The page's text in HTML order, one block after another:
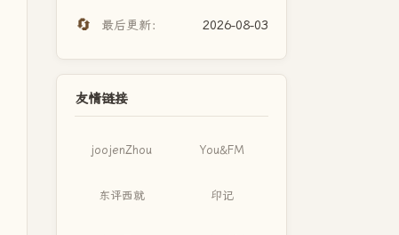
🔄 最后更新： 2026-08-03
友情链接
joojenZhou You&FM
东评西就 印记